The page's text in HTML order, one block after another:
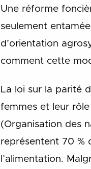
Une réforme
seulement
d’orientation
comment cette
La loi sur la parité
femmes et leur
(Organisation des
représentent 70 %
l’alimentation.